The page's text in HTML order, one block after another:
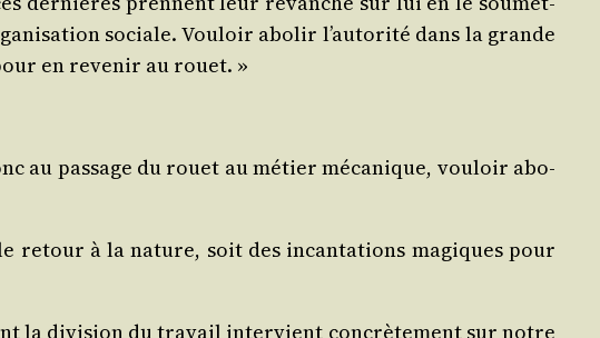
sociale. Vou­loir abo­lir l’au­to­ri­té dans la grande
en reve­nir au rouet. »
au pas­sage du rouet au métier méca­nique, vou­loir abo­
retour à la nature, soit des incan­ta­tions magiques pour
la divi­sion du tra­vail inter­vient concrè­te­ment sur notre